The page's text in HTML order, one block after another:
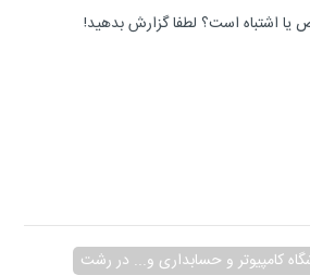
یا اشتباه است؟ لطفا گزارش بدهید!
کامپیوتر و حسابداری و... در رشت